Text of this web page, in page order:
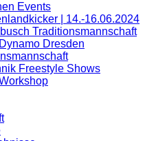
Events
| 14.-16.06.2024
Traditionsmannschaft
Dresden
Freestyle Shows